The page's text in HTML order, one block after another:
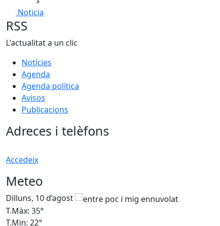
Noticia
RSS
L'actualitat a un clic
Notícies
Agenda
Agenda política
Avisos
Publicacions
Adreces i telèfons
Accedeix
Meteo
Dilluns, 10 d’agost
T.Màx: 35°
T.Min: 22°